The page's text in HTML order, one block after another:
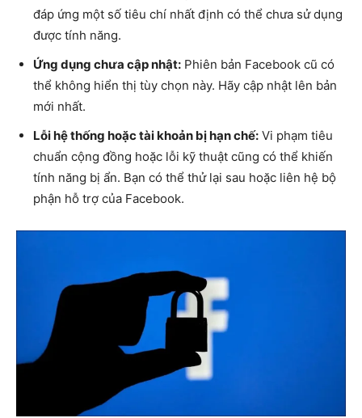
đáp ứng một số tiêu chí nhất định có thể chưa sử dụng
được tính năng.
Ứng dụng chưa cập nhật: Phiên bản Facebook cũ có
thể không hiển thị tùy chọn này. Hãy cập nhật lên bản
mới nhất.
Lỗi hệ thống hoặc tài khoản bị hạn chế: Vi phạm tiêu
chuẩn cộng đồng hoặc lỗi kỹ thuật cũng có thể khiến
tính năng bị ẩn. Bạn có thể thử lại sau hoặc liên hệ bộ
phận hỗ trợ của Facebook.